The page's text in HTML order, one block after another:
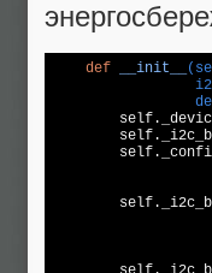
def __init__